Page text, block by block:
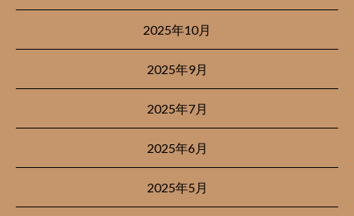
2025年10月
2025年9月
2025年7月
2025年6月
2025年5月